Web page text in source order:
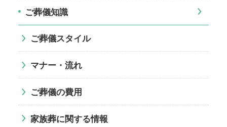
ご葬儀知識
ご葬儀スタイル
マナー・流れ
ご葬儀の費用
家族葬に関する情報